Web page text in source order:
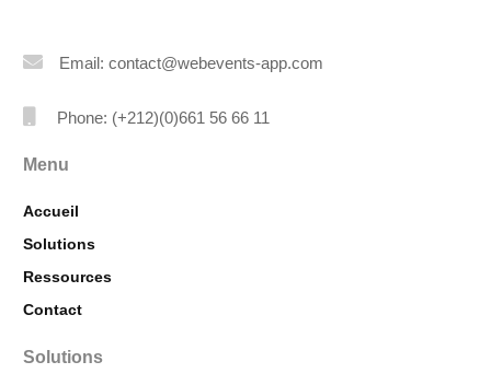
Email: contact@webevents-app.com
Phone: (+212)(0)661 56 66 11
Menu
Accueil
Solutions
Ressources
Contact
Solutions